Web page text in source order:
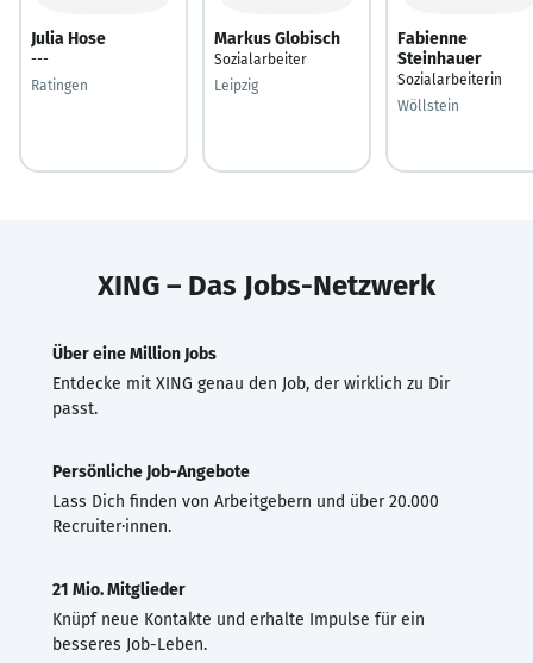
Julia Hose
---
Ratingen
Markus Globisch
Sozialarbeiter
Leipzig
Fabienne
Steinhauer
Sozialarbeiterin
Wöllstein
XING – Das Jobs-Netzwerk
Über eine Million Jobs
Entdecke mit XING genau den Job, der wirklich zu Dir
passt.
Persönliche Job-Angebote
Lass Dich finden von Arbeitgebern und über 20.000
Recruiter·innen.
21 Mio. Mitglieder
Knüpf neue Kontakte und erhalte Impulse für ein
besseres Job-Leben.